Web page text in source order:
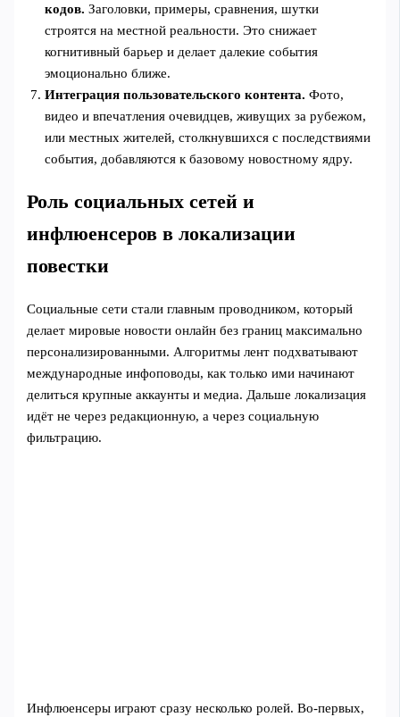
кодов. Заголовки, примеры, сравнения, шутки
строятся на местной реальности. Это снижает
когнитивный барьер и делает далекие события
эмоционально ближе.
Интеграция пользовательского контента. Фото,
видео и впечатления очевидцев, живущих за рубежом,
или местных жителей, столкнувшихся с последствиями
события, добавляются к базовому новостному ядру.
Роль социальных сетей и
инфлюенсеров в локализации
повестки
Социальные сети стали главным проводником, который
делает мировые новости онлайн без границ максимально
персонализированными. Алгоритмы лент подхватывают
международные инфоповоды, как только ими начинают
делиться крупные аккаунты и медиа. Дальше локализация
идёт не через редакционную, а через социальную
фильтрацию.
Инфлюенсеры играют сразу несколько ролей. Во‑первых,